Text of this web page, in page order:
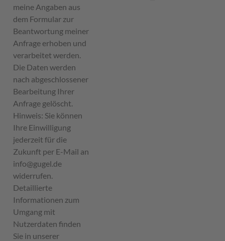
meine Angaben aus
dem Formular zur
Beantwortung meiner
Anfrage erhoben und
verarbeitet werden.
Die Daten werden
nach abgeschlossener
Bearbeitung Ihrer
Anfrage gelöscht.
Hinweis: Sie können
Ihre Einwilligung
jederzeit für die
Zukunft per E-Mail an
info@gugel.de
widerrufen.
Detaillierte
Informationen zum
Umgang mit
Nutzerdaten finden
Sie in unserer